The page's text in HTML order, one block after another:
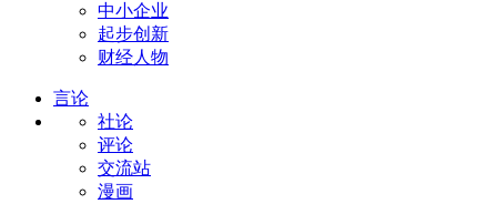
中小企业
起步创新
财经人物
言论
社论
评论
交流站
漫画